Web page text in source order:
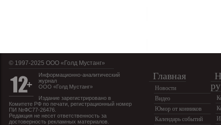
© 1997-2025 OOO «Голд Мустанг»
Информационно-аналитический
журнал
ООО «Голд Мустанг»
Издание зарегистрировано в
Комитете РФ по печати, регистрационный номер
ПИ №ФС77-26476.
Редакция не несет ответственность за
достоверность рекламных материалов.
Главная
Новости
Видео
Юмор от конников
Календарь событий